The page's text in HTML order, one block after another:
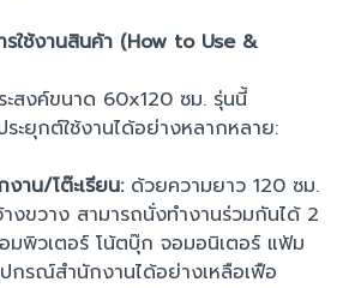
รใช้งานสินค้า (How to Use &
ะสงค์ขนาด 60x120 ซม. รุ่นนี้
ระยุกต์ใช้งานได้อย่างหลากหลาย:
งาน/โต๊ะเรียน:ด้วยความยาว 120 ซม.
งขวาง สามารถนั่งทำงานร่วมกันได้ 2
มพิวเตอร์ โน้ตบุ๊ก จอมอนิเตอร์ แฟ้ม
ปกรณ์สำนักงานได้อย่างเหลือเฟือ